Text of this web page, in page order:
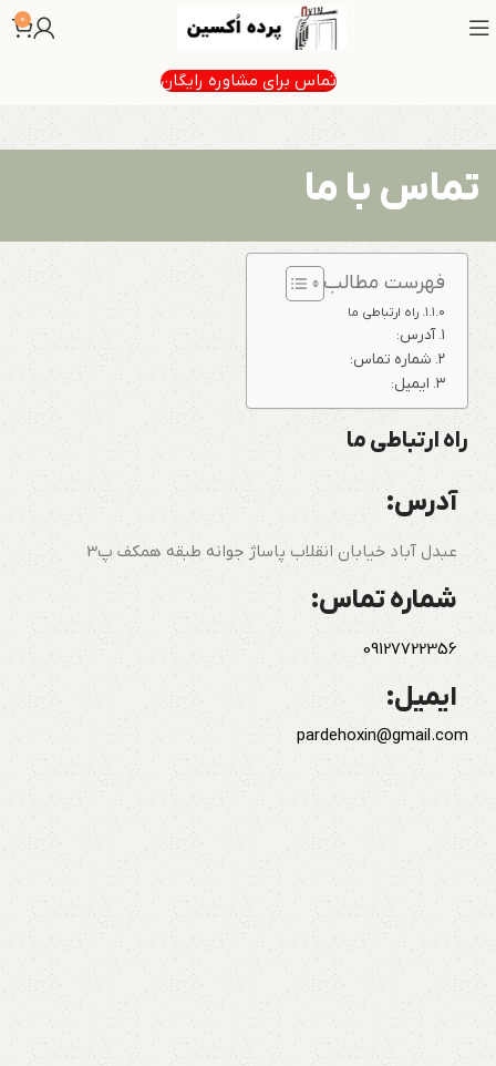
0
تماس برای مشاوره رایگان
تماس با ما
فهرست مطالب
راه ارتباطی ما
آدرس:
شماره تماس:
ایمیل:
راه ارتباطی ما
آدرس:
عبدل آباد خیابان انقلاب پاساژ جوانه طبقه همکف پ3
شماره تماس:
09127722356
ایمیل:
pardehoxin@gmail.com